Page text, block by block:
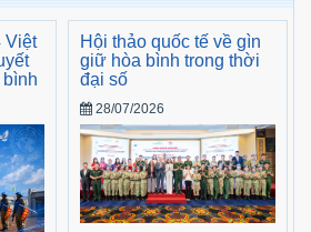
Việt
Hội thảo quốc tế về gìn
giữ hòa bình trong thời
đại số
28/07/2026